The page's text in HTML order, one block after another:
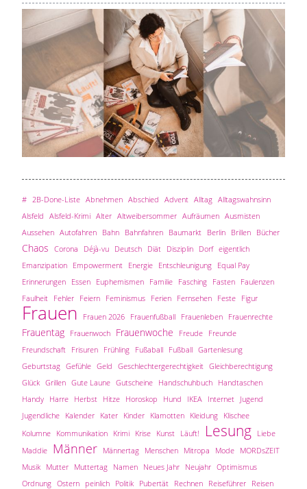
# 2B-Done-Liste Abnehmen Abschied Advent Alltag Alltagswahnsinn
Alsfeld Alsfeld-Krimi Alter Altweibersommer Aufräumen Ausmisten
Aussehen Autofahren Bahn Bahnfahren Baumarkt Berlin Brillen Bücher
Chaos Corona Déjà-vu Deutsch Diät Disziplin Dorf eigentlich
Emanzipation Empowerment Energie Entschleunigung Equal Pay
Erinnerungen Essen Euphemismen Familie Fasching Fasten Faulenzen
Faulheit Fehler Feiern Feminismus Ferien Fernsehen Feste Figur
Frauen Frauen 2026 Frauenfußball Frauenleben Frauenrechte
Frauentag Frauenwoch Frauenwoche Freude Freunde
Freundschaft Frisuren Frühling Fußaball Fußball Gartenlesung
Geburtstag Gefühle Geld Geschlechtergerechtigkeit Gleichberechtigung
Glück Grillen Gute Laune Gutscheine Handschuhbuch Handtaschen
Handy Harre Herbst Hitze Horoskop Hund IKEA Internet Jugend
Jugendliche Kalender Kater Kinder Klamotten Kleidung Klischee
Kolumne Kommunikation Krimi Krise Kunst Läuft! Lesung Liebe
Maddie Männer Männertag Menschen Mitropa Mode MORDsZEIT
Musik Mutter Muttertag Namen Neues Jahr Neujahr Optimismus
Ordnung Ostern peinlich Politik Pubertät Rechnen Reiseführer Reisen